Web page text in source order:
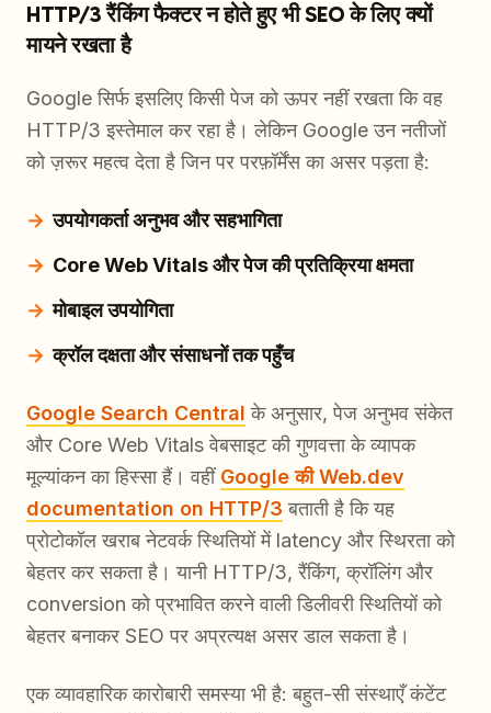
HTTP/3 रैंकिंग फैक्टर न होते हुए भी SEO के लिए क्यों
मायने रखता है
Google सिर्फ इसलिए किसी पेज को ऊपर नहीं रखता कि वह
HTTP/3 इस्तेमाल कर रहा है। लेकिन Google उन नतीजों
को ज़रूर महत्व देता है जिन पर परफ़ॉर्मेंस का असर पड़ता है:
उपयोगकर्ता अनुभव और सहभागिता
Core Web Vitals और पेज की प्रतिक्रिया क्षमता
मोबाइल उपयोगिता
क्रॉल दक्षता और संसाधनों तक पहुँच
Google Search Central के अनुसार, पेज अनुभव संकेत
और Core Web Vitals वेबसाइट की गुणवत्ता के व्यापक
मूल्यांकन का हिस्सा हैं। वहीं Google की Web.dev
documentation on HTTP/3 बताती है कि यह
प्रोटोकॉल खराब नेटवर्क स्थितियों में latency और स्थिरता को
बेहतर कर सकता है। यानी HTTP/3, रैंकिंग, क्रॉलिंग और
conversion को प्रभावित करने वाली डिलीवरी स्थितियों को
बेहतर बनाकर SEO पर अप्रत्यक्ष असर डाल सकता है।
एक व्यावहारिक कारोबारी समस्या भी है: बहुत-सी संस्थाएँ कंटेंट